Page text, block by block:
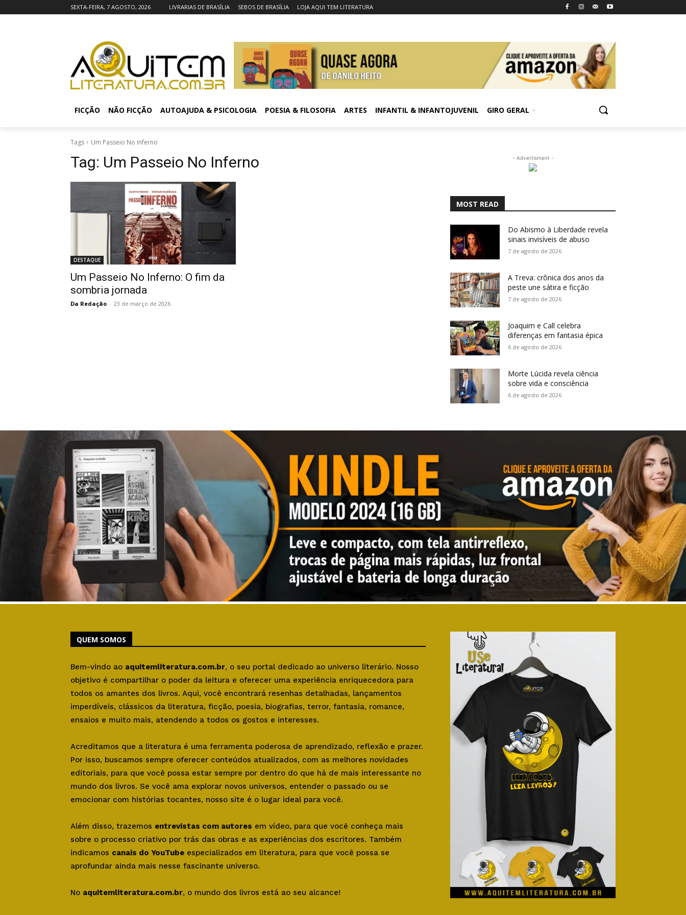
SEXTA-FEIRA, 7 AGOSTO, 2026 LIVRARIAS DE BRASÍLIA SEBOS DE BRASÍLIA LOJA AQUI TEM LITERATURA
FICÇÃO NÃO FICÇÃO AUTOAJUDA & PSICOLOGIA POESIA & FILOSOFIA ARTES INFANTIL & INFANTOJUVENIL GIRO GERAL
Tags Um Passeio No Inferno
Tag: Um Passeio No Inferno
DESTAQUE
Um Passeio No Inferno: O fim da
sombria jornada
Da Redação - 23 de março de 2026
- Advertisment -
MOST READ
Do Abismo à Liberdade revela
sinais invisíveis de abuso
7 de agosto de 2026
A Treva: crônica dos anos da
peste une sátira e ficção
7 de agosto de 2026
Joaquim e Call celebra
diferenças em fantasia épica
6 de agosto de 2026
Morte Lúcida revela ciência
sobre vida e consciência
6 de agosto de 2026
QUEM SOMOS
Bem-vindo ao aquitemliteratura.com.br, o seu portal dedicado ao universo literário. Nosso
objetivo é compartilhar o poder da leitura e oferecer uma experiência enriquecedora para
todos os amantes dos livros. Aqui, você encontrará resenhas detalhadas, lançamentos
imperdíveis, clássicos da literatura, ficção, poesia, biografias, terror, fantasia, romance,
ensaios e muito mais, atendendo a todos os gostos e interesses.
Acreditamos que a literatura é uma ferramenta poderosa de aprendizado, reflexão e prazer.
Por isso, buscamos sempre oferecer conteúdos atualizados, com as melhores novidades
editoriais, para que você possa estar sempre por dentro do que há de mais interessante no
mundo dos livros. Se você ama explorar novos universos, entender o passado ou se
emocionar com histórias tocantes, nosso site é o lugar ideal para você.
Além disso, trazemos entrevistas com autores em vídeo, para que você conheça mais
sobre o processo criativo por trás das obras e as experiências dos escritores. Também
indicamos canais do YouTube especializados em literatura, para que você possa se
aprofundar ainda mais nesse fascinante universo.
No aquitemliteratura.com.br, o mundo dos livros está ao seu alcance!